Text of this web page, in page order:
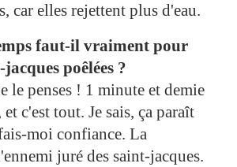
car elles rejettent plus d'eau.
faut-il vraiment pour
poêlées ?
le penses ! 1 minute et demie
c'est tout. Je sais, ça paraît
moi confiance. La
juré des saint-jacques.